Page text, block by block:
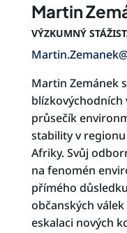
Martin
VÝZKUMNÝ
Martin Zemánek
blízkovýchodních
průsečík
stability v
Afriky. Svůj
na fenomén
přímého
občanských
eskalaci nových